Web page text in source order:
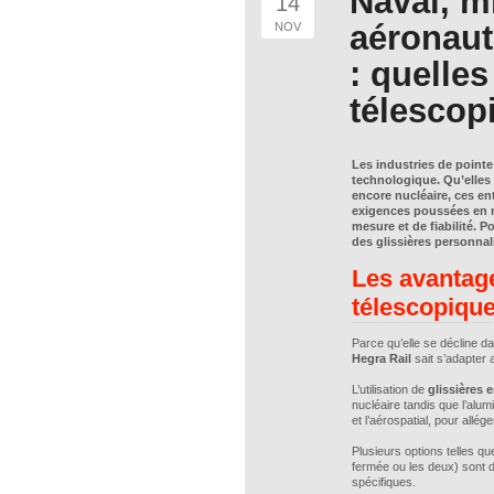
NOV
:
Les industries de
technologique.
encore nucléaire, ces
exigences poussées en
mesure et de fiabilité.
des glissières
Les
Parce qu’elle se décline
Hegra Rail sait s’adapter
L’utilisation de glissières
nucléaire tandis que
et l’aérospatial, pour
Plusieurs options telles
fermée ou les deux) sont
spécifiques.